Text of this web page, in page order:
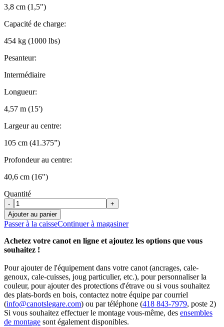
3,8 cm (1,5")
Capacité de charge:
454 kg (1000 lbs)
Pesanteur:
Intermédiaire
Longueur:
4,57 m (15')
Largeur au centre:
105 cm (41.375”)
Profondeur au centre:
40,6 cm (16")
Quantité
-
+
Ajouter au panier
Passer à la caisseContinuer à magasiner
Achetez votre canot en ligne et ajoutez les options que vous
souhaitez !
Pour ajouter de l'équipement dans votre canot (ancrages, cale-
genoux, cale-cuisses, joug particulier, etc.), pour personnaliser la
couleur, pour ajouter des protections d'étrave ou si vous souhaitez
des plats-bords en bois, contactez notre équipe par courriel
(info@canotslegare.com) ou par téléphone (418 843-7979, poste 2)
Si vous souhaitez effectuer le montage vous-même, des ensembles
de montage sont également disponibles.